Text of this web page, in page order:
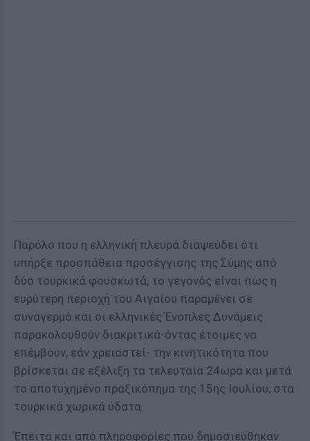
Παρόλο που η ελληνική πλευρά διαψεύδει ότι
υπήρξε προσπάθεια προσέγγισης της Σύμης από
δύο τουρκικά φουσκωτά, το γεγονός είναι πως η
ευρύτερη περιοχή του Αιγαίου παραμένει σε
συναγερμό και οι ελληνικές Ένοπλες Δυνάμεις
παρακολουθούν διακριτικά-όντας έτοιμες να
επέμβουν, εάν χρειαστεί- την κινητικότητα που
βρίσκεται σε εξέλιξη τα τελευταία 24ωρα και μετά
το αποτυχημένο πραξικόπημα της 15ης Ιουλίου, στα
τουρκικά χωρικά ύδατα.
Έπειτα και από πληροφορίες που δημοσιεύθηκαν